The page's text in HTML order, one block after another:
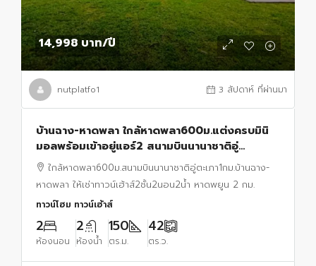
14,998 บาท/ปี
nutplatfo1 3 สัปดาห์ ที่ผ่านมา
บ้านฉาง-หาดพลา ใกล้หาดพลา600ม.แต่งครบมินิ
มอลพร้อมเข้าอยู่แอร์2 สนามบินนานาชาติอู่
ตะเภา1กม.ให้เช่าทาวน์เฮ้าส์2ชั้น2นอน2น้ำ หาดพยูน
ใกล้หาดพลา600ม.สนามบินนานาชาติอู่ตะเภา1กม.บ้านฉาง-
หาดพลา ให้เช่าทาวน์เฮ้าส์2ชั้น2นอน2น้ำ หาดพยูน 2 กม.
ทาวน์โฮม ทาวน์เฮ้าส์
2
ห้องนอน
2
ห้องน้ำ
150
ตร.ม.
42
ตร.ว.